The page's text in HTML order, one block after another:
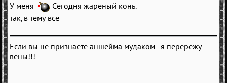
У меня
Сегодня жареный конь.
так, в тему все
Если вы не признаете аншейма мудаком - я перережу
вены!!!